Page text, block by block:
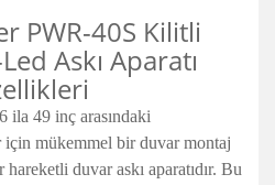
PWR-40S Kilitli
Askı Aparatı
ila 49 inç arasındaki
mükemmel bir duvar montaj
duvar askı aparatıdır. Bu